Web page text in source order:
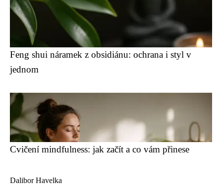
Feng shui náramek z obsidiánu: ochrana i styl v
jednom
Cvičení mindfulness: jak začít a co vám přinese
Dalibor Havelka